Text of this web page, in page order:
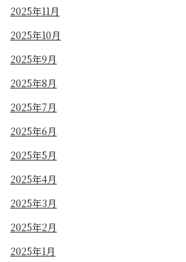
2025年11月
2025年10月
2025年9月
2025年8月
2025年7月
2025年6月
2025年5月
2025年4月
2025年3月
2025年2月
2025年1月